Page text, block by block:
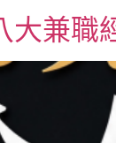
大兼職